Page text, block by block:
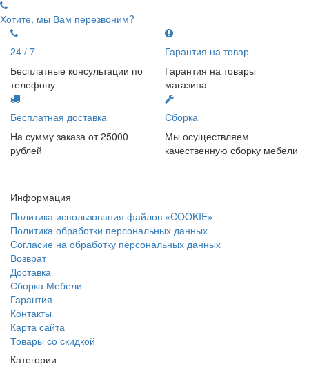
Хотите, мы Вам перезвоним?
24 / 7
Бесплатные консультации по
телефону
Гарантия на товар
Гарантия на товары
магазина
Бесплатная доставка
На сумму заказа от 25000
рублей
Сборка
Мы осуществляем
качественную сборку мебели
Информация
Политика использования файлов «COOKIE»
Политика обработки персональных данных
Согласие на обработку персональных данных
Возврат
Доставка
Сборка Мебели
Гарантия
Контакты
Карта сайта
Товары со скидкой
Категории